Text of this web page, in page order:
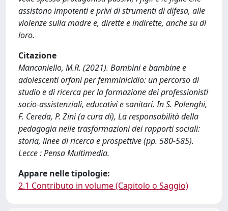
assistono impotenti e privi di strumenti di difesa, alle
violenze sulla madre e, dirette e indirette, anche su di
loro.
Citazione
Mancaniello, M.R. (2021). Bambini e bambine e
adolescenti orfani per femminicidio: un percorso di
studio e di ricerca per la formazione dei professionisti
socio-assistenziali, educativi e sanitari. In S. Polenghi,
F. Cereda, P. Zini (a cura di), La responsabilità della
pedagogia nelle trasformazioni dei rapporti sociali:
storia, linee di ricerca e prospettive (pp. 580-585).
Lecce : Pensa Multimedia.
Appare nelle tipologie:
2.1 Contributo in volume (Capitolo o Saggio)